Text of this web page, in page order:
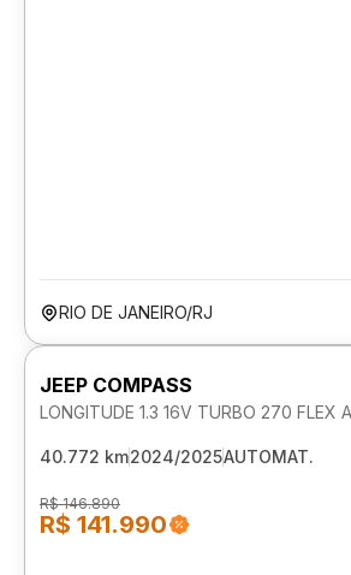
RIO DE JANEIRO/RJ
JEEP COMPASS
LONGITUDE 1.3 16V TURBO 270 FLEX
40.772 km2024/2025AUTOMAT.
R$ 146.890
R$ 141.990